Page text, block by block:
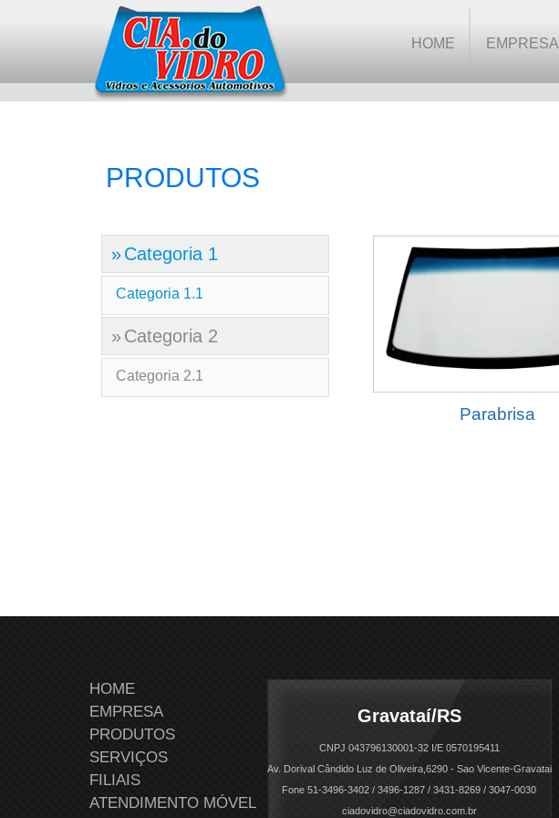
HOME EMPRESA
PRODUTOS
Categoria 1
Categoria 1.1
Categoria 2
Categoria 2.1
Parabrisa
HOME
EMPRESA
PRODUTOS
SERVIÇOS
FILIAIS
ATENDIMENTO MÓVEL
Gravataí/RS
CNPJ 043796130001-32 I/E 0570195411
Av. Dorival Cândido Luz de Oliveira,6290 - Sao Vicente-Gravatai
Fone 51-3496-3402 / 3496-1287 / 3431-8269 / 3047-0030
ciadovidro@ciadovidro.com.br